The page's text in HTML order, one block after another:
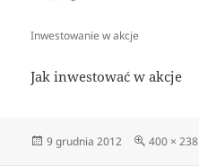
Inwestowanie w akcje
Jak inwestować w akcje
Data
9 grudnia 2012
Pełny
400 × 238